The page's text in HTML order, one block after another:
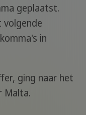
geplaatst.
volgende
in
ging naar het
Malta.